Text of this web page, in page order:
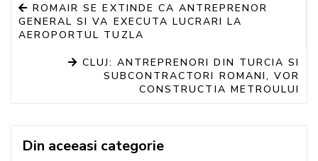
ROMAIR SE EXTINDE CA ANTREPRENOR
GENERAL SI VA EXECUTA LUCRARI LA
AEROPORTUL TUZLA
CLUJ: ANTREPRENORI DIN TURCIA SI
SUBCONTRACTORI ROMANI, VOR
CONSTRUCTIA METROULUI
Din aceeasi categorie